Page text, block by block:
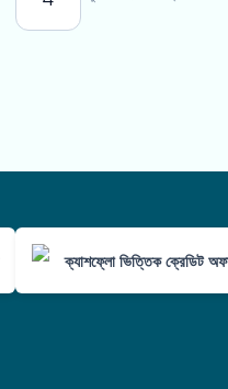
ক্যাশফ্লো ভিত্তিক ক্রেডিট